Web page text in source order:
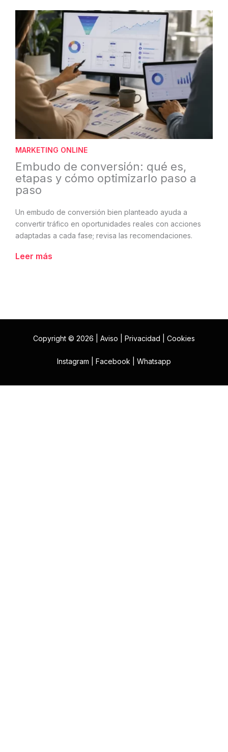
MARKETING ONLINE
Embudo de conversión: qué es,
etapas y cómo optimizarlo paso a
paso
Un embudo de conversión bien planteado ayuda a
convertir tráfico en oportunidades reales con acciones
adaptadas a cada fase; revisa las recomendaciones.
Leer más
Copyright © 2026 | Aviso Privacidad Cookies
Instagram Facebook Whatsapp